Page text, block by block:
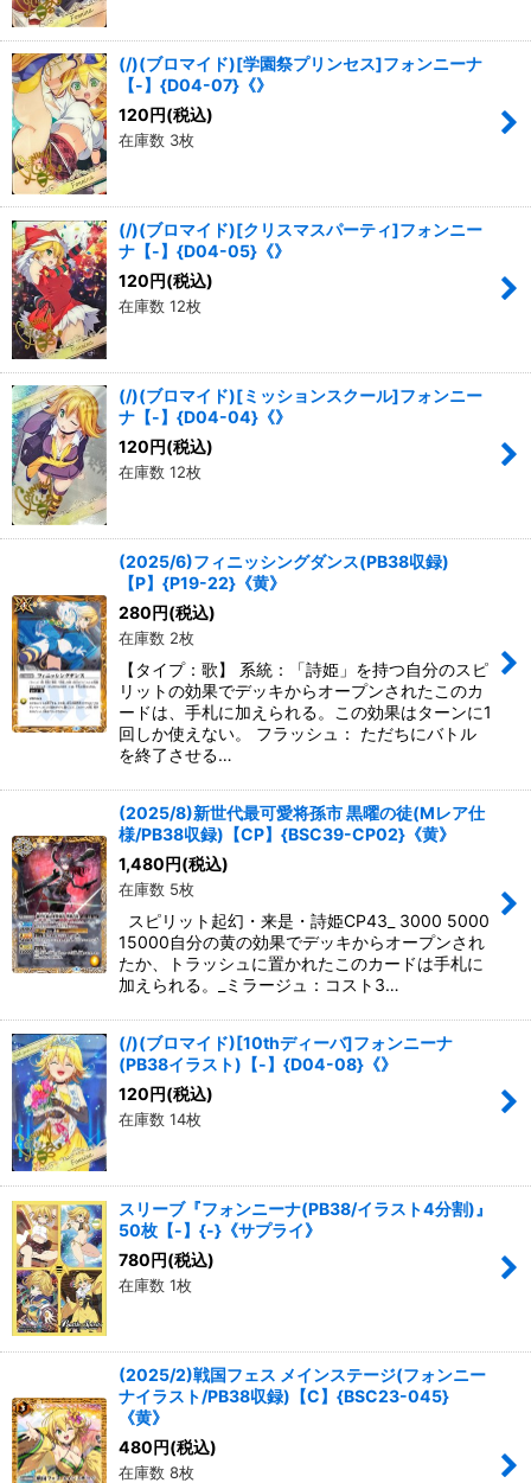
(/)(ブロマイド)[学園祭プリンセス]フォンニーナ
【-】{D04-07}《》
120円(税込)
在庫数 3枚
(/)(ブロマイド)[クリスマスパーティ]フォンニー
ナ【-】{D04-05}《》
120円(税込)
在庫数 12枚
(/)(ブロマイド)[ミッションスクール]フォンニー
ナ【-】{D04-04}《》
120円(税込)
在庫数 12枚
(2025/6)フィニッシングダンス(PB38収録)
【P】{P19-22}《黄》
280円(税込)
在庫数 2枚
【タイプ：歌】 系統：「詩姫」を持つ自分のスピ
リットの効果でデッキからオープンされたこのカ
ードは、手札に加えられる。この効果はターンに1
回しか使えない。 フラッシュ： ただちにバトル
を終了させる…
(2025/8)新世代最可愛将孫市 黒曜の徒(Mレア仕
様/PB38収録)【CP】{BSC39-CP02}《黄》
1,480円(税込)
在庫数 5枚
スピリット起幻・来是・詩姫CP43_ 3000 5000
15000自分の黄の効果でデッキからオープンされ
たか、トラッシュに置かれたこのカードは手札に
加えられる。_ミラージュ：コスト3…
(/)(ブロマイド)[10thディーバ]フォンニーナ
(PB38イラスト)【-】{D04-08}《》
120円(税込)
在庫数 14枚
スリーブ『フォンニーナ(PB38/イラスト4分割)』
50枚【-】{-}《サプライ》
780円(税込)
在庫数 1枚
(2025/2)戦国フェス メインステージ(フォンニー
ナイラスト/PB38収録)【C】{BSC23-045}
《黄》
480円(税込)
在庫数 8枚